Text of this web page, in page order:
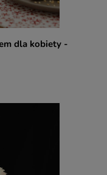
dla kobiety -